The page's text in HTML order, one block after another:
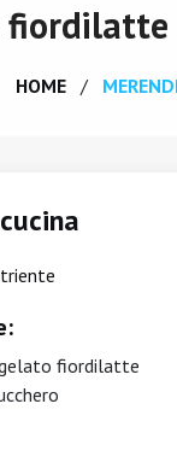
fiordilatte
HOME
fiordilatte